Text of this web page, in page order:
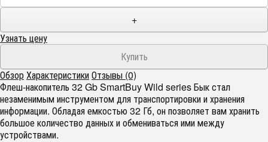
+
Узнать цену
ОбзорХарактеристикиОтзывы (0)
Флеш-накопитель 32 Gb SmartBuy Wild series Бык стал
незаменимым инструментом для транспортировки и хранения
информации. Обладая емкостью 32 Гб, он позволяет вам хранить
большое количество данных и обмениваться ими между
устройствами.